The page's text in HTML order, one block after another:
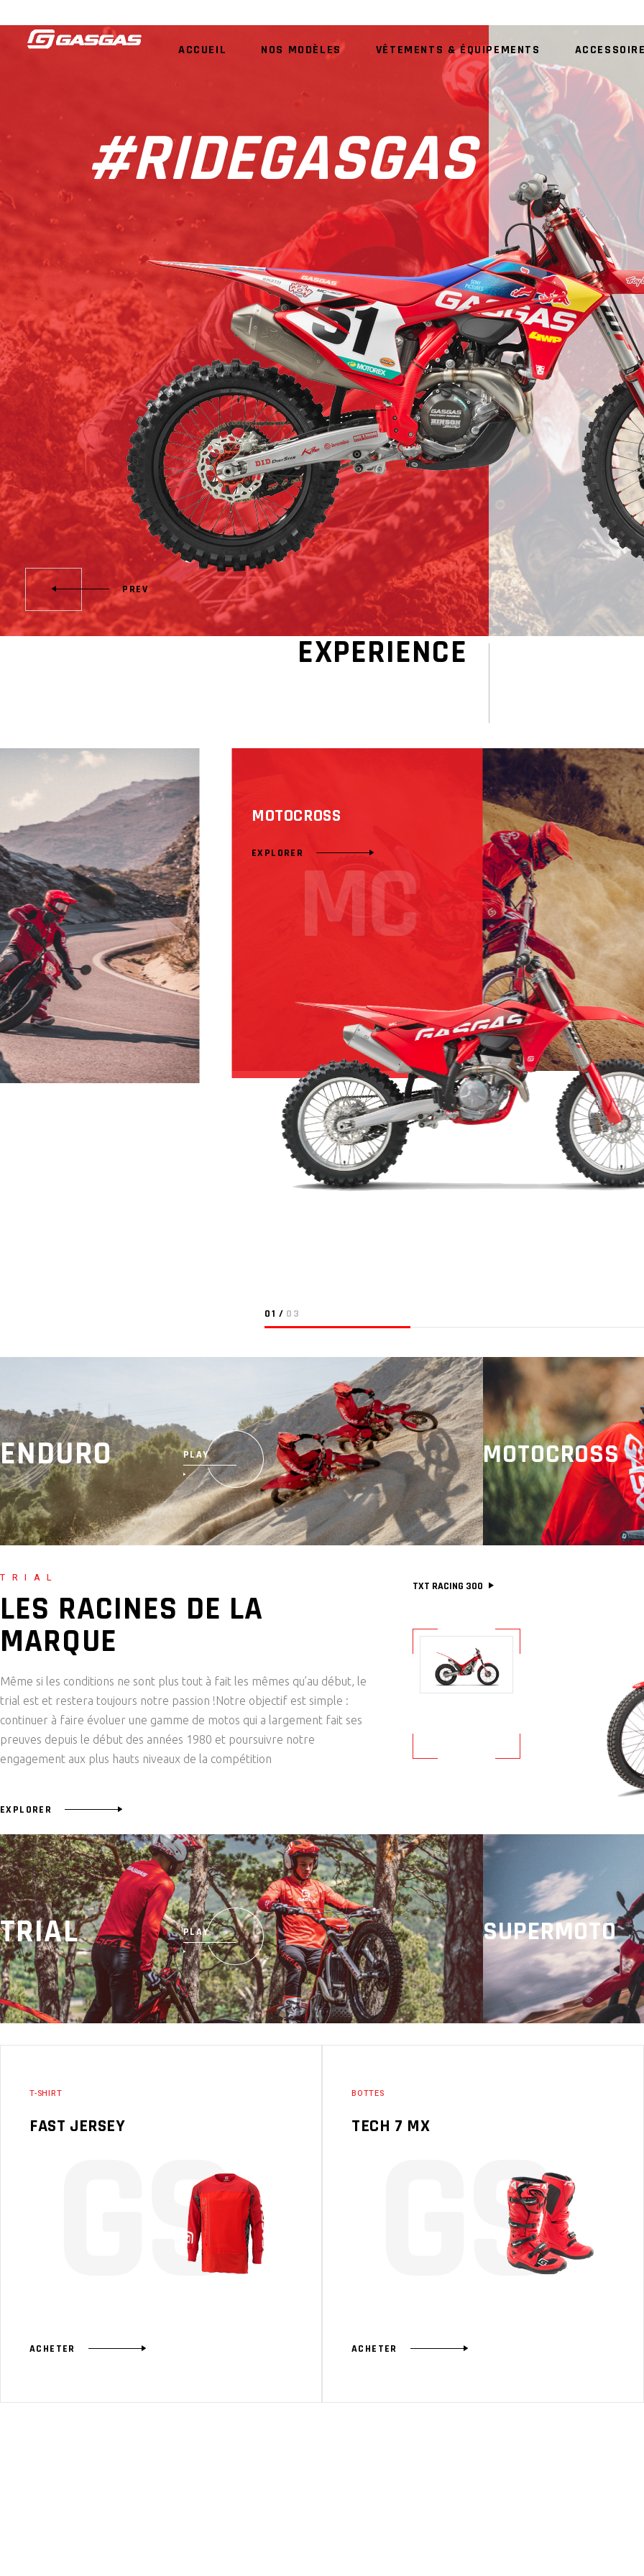
ACCUEIL NOS MODÈLES VÊTEMENTS & ÉQUIPEMENTS
ACCESSOIRES
La ligne GASGAS ACCESSOIRESpermet d’aborder le
haut niveau avec un maximum de confiance et de style.
EXPERIENCE
MC
MOTOCROSS
EXPLORER
PLAY
ENDURO MOTOCROSS
TRIAL
LES RACINES DE LA
MARQUE
Même si les conditions ne sont plus tout à fait les mêmes qu’au début, le
trial est et restera toujours notre passion !Notre objectif est simple :
continuer à faire évoluer une gamme de motos qui a largement fait ses
preuves depuis le début des années 1980 et poursuivre notre
engagement aux plus hauts niveaux de la compétition
EXPLORER
TXT RACING 300
PLAY
TRIAL SUPERMOTO
T-SHIRT
FAST JERSEY S
ACHETER
BOTTES
TECH 7 MX S
ACHETER